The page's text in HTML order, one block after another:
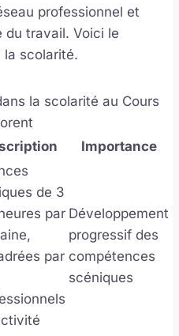
professionnel et
du travail. Voici le
la scolarité.
la scolarité au Cours
Importance
de 3
par
par
Développement
progressif des
compétences
scéniques